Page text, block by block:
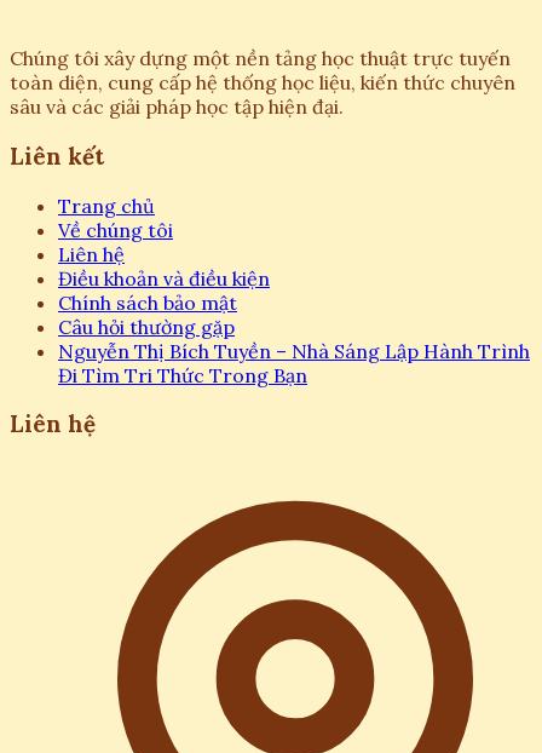
Chúng tôi xây dựng một nền tảng học thuật trực tuyến
toàn diện, cung cấp hệ thống học liệu, kiến thức chuyên
sâu và các giải pháp học tập hiện đại.
Liên kết
Trang chủ
Về chúng tôi
Liên hệ
Điều khoản và điều kiện
Chính sách bảo mật
Câu hỏi thường gặp
Nguyễn Thị Bích Tuyền – Nhà Sáng Lập Hành Trình
Đi Tìm Tri Thức Trong Bạn
Liên hệ